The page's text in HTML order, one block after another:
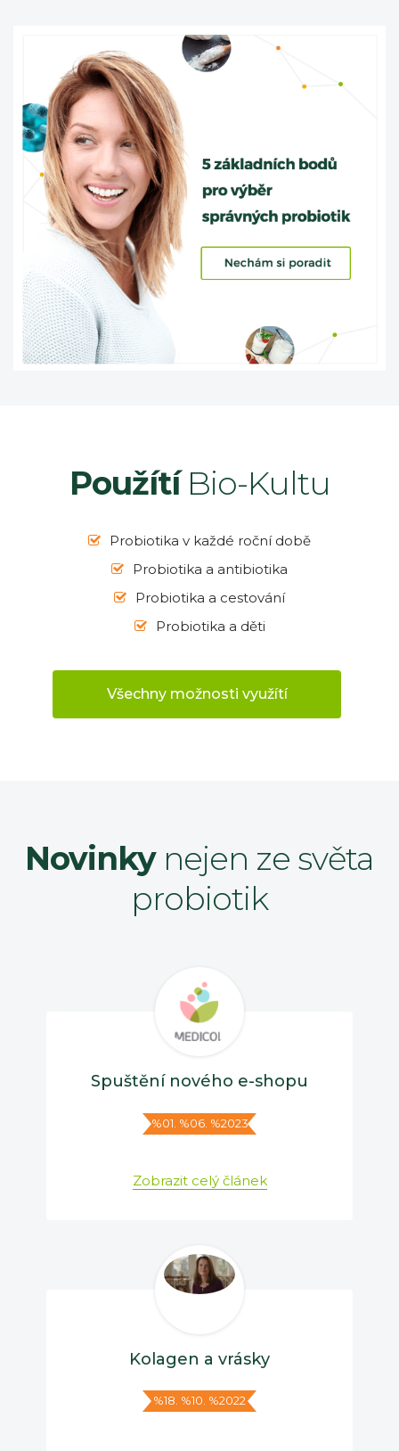
PoužítíBio-Kultu
Probiotika v každé roční době
Probiotika a antibiotika
Probiotika a cestování
Probiotika a děti
Všechny možnosti využítí
Novinkynejen ze světa
probiotik
Spuštění nového e-shopu
%01. %06. %2023
Zobrazit celý článek
Kolagen a vrásky
%18. %10. %2022